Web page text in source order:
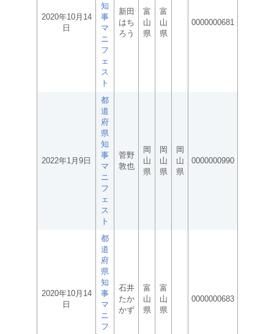
2020年10月14
日
知
事
マ
ニ
フ
ェ
ス
ト
新田
はち
ろう
富
山
県
富
山
県
0000000681
2022年1月9日
都
道
府
県
知
事
マ
ニ
フ
ェ
ス
ト
菅野
敦也
岡
山
県
岡
山
県
岡
山
県
0000000990
2020年10月14
日
都
道
府
県
知
事
マ
ニ
フ
石井
たか
かず
富
山
県
富
山
県
0000000683